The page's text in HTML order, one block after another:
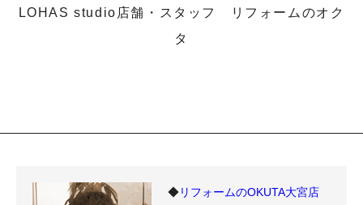
LOHAS studio店舗・スタッフ リフォームのオク
タ
◆リフォームのOKUTA大宮店